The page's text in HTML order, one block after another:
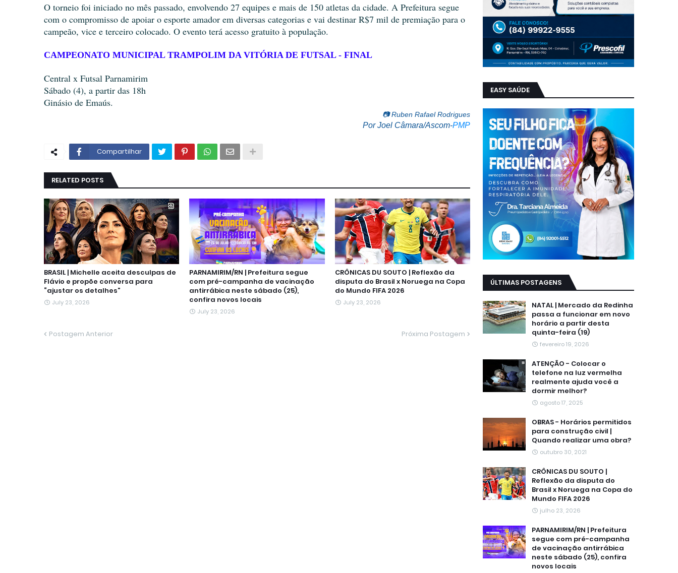
O torneio foi iniciado no mês passado, envolvendo 27 equipes e mais de 150 atletas da cidade. A Prefeitura segue
com o compromisso de apoiar o esporte amador em diversas categorias e vai destinar R$7 mil de premiação para o
campeão, vice e terceiro colocado. O evento terá acesso gratuito à população.
CAMPEONATO MUNICIPAL TRAMPOLIM DA VITÓRIA DE FUTSAL - FINAL
Central x Futsal Parnamirim
Sábado (4), a partir das 18h
Ginásio de Emaús.
📷 Ruben Rafael Rodrigues
Por Joel Câmara/Ascom-PMP
Compartilhar
RELATED POSTS
BRASIL | Michelle aceita desculpas de
Flávio e propõe conversa para
“ajustar os detalhes”
July 23, 2026
PARNAMIRIM/RN | Prefeitura segue
com pré-campanha de vacinação
antirrábica neste sábado (25),
confira novos locais
July 23, 2026
CRÔNICAS DU SOUTO | Reflexão da
disputa do Brasil x Noruega na Copa
do Mundo FIFA 2026
July 23, 2026
Postagem Anterior Próxima Postagem
EASY SAÚDE
ÚLTIMAS POSTAGENS
NATAL | Mercado da Redinha
passa a funcionar em novo
horário a partir desta
quinta-feira (19)
fevereiro 19, 2026
ATENÇÃO - Colocar o
telefone na luz vermelha
realmente ajuda você a
dormir melhor?
agosto 17, 2025
OBRAS - Horários permitidos
para construção civil |
Quando realizar uma obra?
outubro 30, 2021
CRÔNICAS DU SOUTO |
Reflexão da disputa do
Brasil x Noruega na Copa do
Mundo FIFA 2026
julho 23, 2026
PARNAMIRIM/RN | Prefeitura
segue com pré-campanha
de vacinação antirrábica
neste sábado (25), confira
novos locais